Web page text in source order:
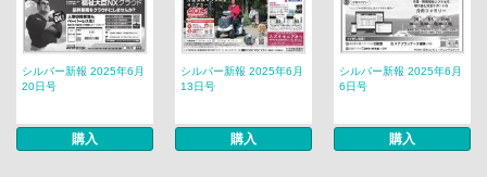
シルバー新報 2025年6月
20日号
購入
シルバー新報 2025年6月
13日号
購入
シルバー新報 2025年6月
6日号
購入